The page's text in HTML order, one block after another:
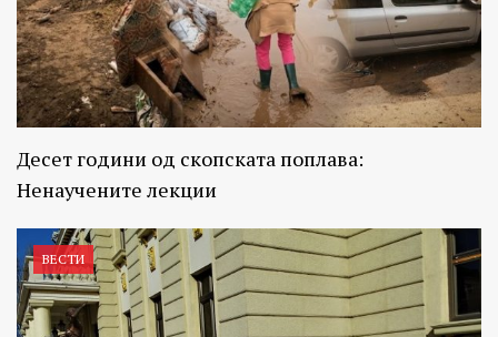
Десет години од скопската поплава:
Ненаучените лекции
ВЕСТИ